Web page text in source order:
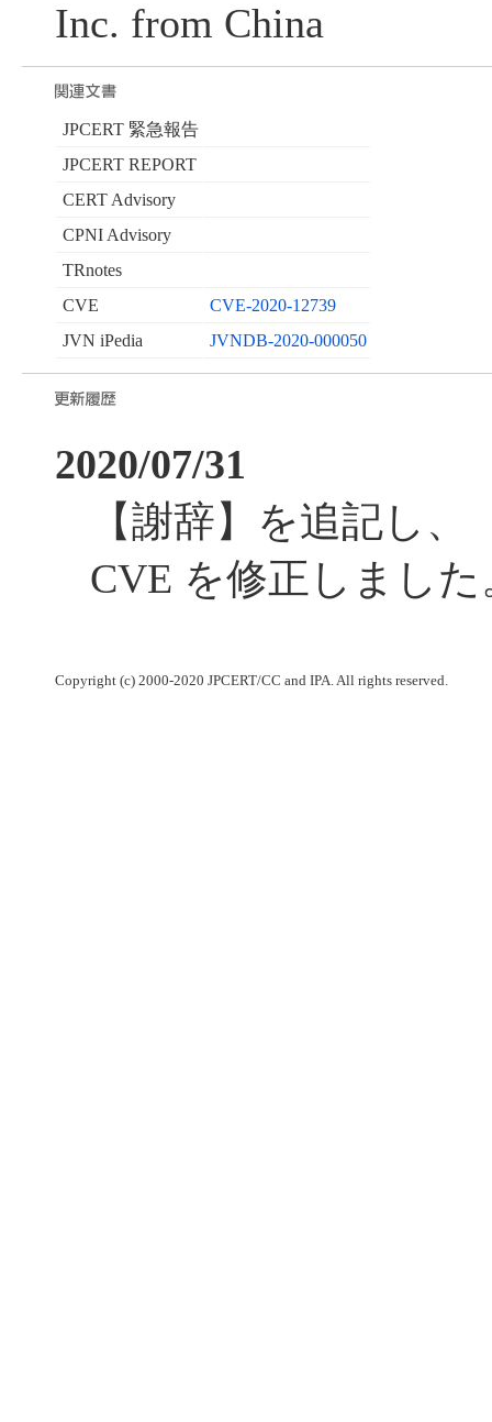
Inc. from China
JPCERT 緊急報告
JPCERT REPORT
CERT Advisory
CPNI Advisory
TRnotes
CVE
CVE-2020-12739
JVN iPedia
JVNDB-2020-000050
2020/07/31
【謝辞】を追記し、
CVE を修正しました
Copyright (c) 2000-2020 JPCERT/CC and IPA. All rights reserved.